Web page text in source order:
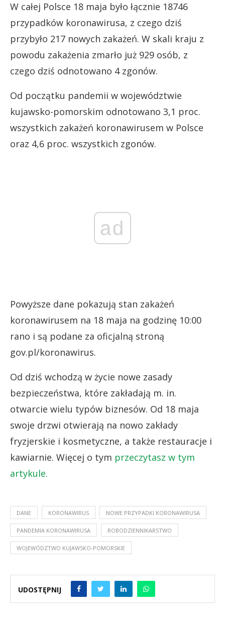
W całej Polsce 18 maja było łącznie 18746
przypadków koronawirusa, z czego dziś
przybyło 217 nowych zakażeń. W skali kraju z
powodu zakażenia zmarło już 929 osób, z
czego dziś odnotowano 4 zgonów.
Od początku pandemii w województwie
kujawsko-pomorskim odnotowano 3,1 proc.
wszystkich zakażeń koronawirusem w Polsce
oraz 4,6 proc. wszystkich zgonów.
ad
Powyższe dane pokazują stan zakażeń
koronawirusem na 18 maja na godzinę 10:00
rano i są podane za oficjalną stroną
gov.pl/koronawirus.
Od dziś wchodzą w życie nowe zasady
bezpieczeństwa, które zakładają m. in.
otwarcie wielu typów biznesów. Od 18 maja
swoje drzwi otwierają na nowo zakłady
fryzjerskie i kosmetyczne, a także restauracje i
kawiarnie. Więcej o tym przeczytasz w tym
artykule.
DANE KORONAWIRUS NOWE PRZYPADKI KORONAWIRUSA
PANDEMIA KORONAWIRUSA ROBODZIENNIKARSTWO
WOJEWÓDZTWO KUJAWSKO-POMORSKIE
UDOSTĘPNIJ